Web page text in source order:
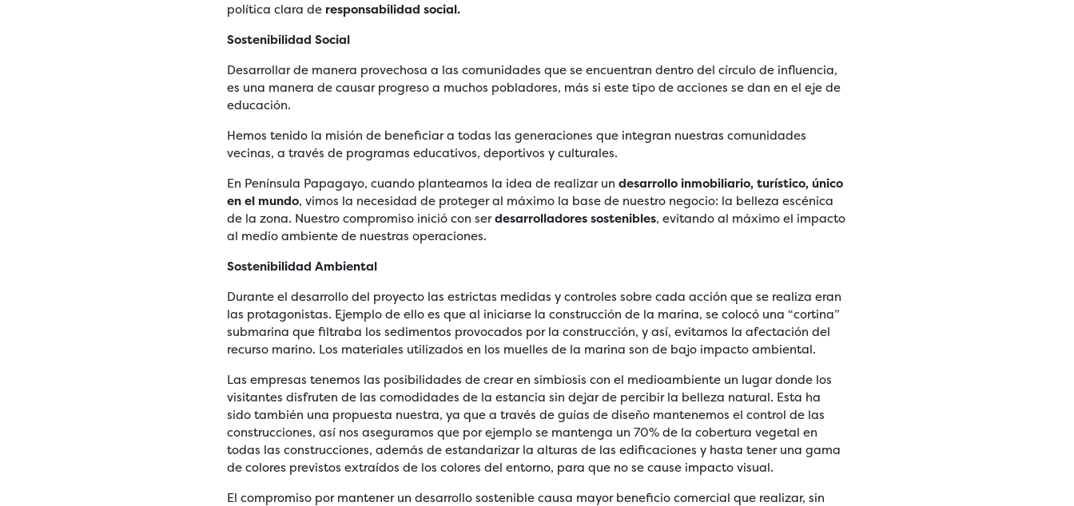
política clara de responsabilidad social.
Sostenibilidad Social
Desarrollar de manera provechosa a las comunidades que se encuentran dentro del círculo de influencia,
es una manera de causar progreso a muchos pobladores, más si este tipo de acciones se dan en el eje de
educación.
Hemos tenido la misión de beneficiar a todas las generaciones que integran nuestras comunidades
vecinas, a través de programas educativos, deportivos y culturales.
En Península Papagayo, cuando planteamos la idea de realizar undesarrollo inmobiliario, turístico, único
en el mundo, vimos la necesidad de proteger al máximo la base de nuestro negocio: la belleza escénica
de la zona. Nuestro compromiso inició con serdesarrolladores sostenibles, evitando al máximo el impacto
al medio ambiente de nuestras operaciones.
Sostenibilidad Ambiental
Durante el desarrollo del proyecto las estrictas medidas y controles sobre cada acción que se realiza eran
las protagonistas. Ejemplo de ello es que al iniciarse la construcción de la marina, se colocó una “cortina”
submarina que filtraba los sedimentos provocados por la construcción, y así, evitamos la afectación del
recurso marino. Los materiales utilizados en los muelles de la marina son de bajo impacto ambiental.
Las empresas tenemos las posibilidades de crear en simbiosis con el medioambiente un lugar donde los
visitantes disfruten de las comodidades de la estancia sin dejar de percibir la belleza natural. Esta ha
sido también una propuesta nuestra, ya que a través de guías de diseño mantenemos el control de las
construcciones, así nos aseguramos que por ejemplo se mantenga un 70% de la cobertura vegetal en
todas las construcciones, además de estandarizar la alturas de las edificaciones y hasta tener una gama
de colores previstos extraídos de los colores del entorno, para que no se cause impacto visual.
El compromiso por mantener un desarrollo sostenible causa mayor beneficio comercial que realizar, sin